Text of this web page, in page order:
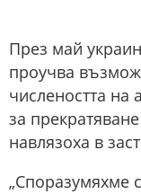
През май
проучва
числеността на
за
навлязоха в
„Споразумяхме